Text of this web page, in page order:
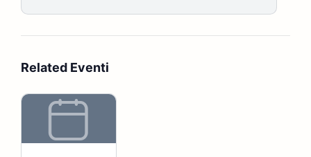
Related Eventi